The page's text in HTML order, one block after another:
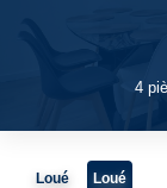
4
Loué Loué